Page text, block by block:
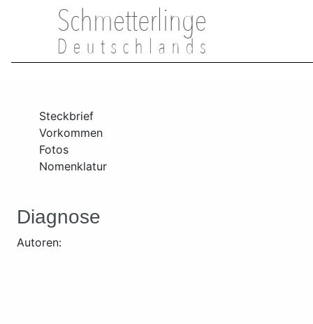
Steckbrief
Vorkommen
Fotos
Nomenklatur
Diagnose
Autoren: